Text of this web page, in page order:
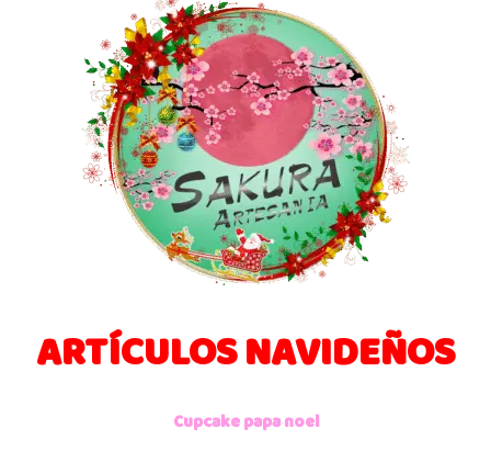
ARTÍCULOS NAVIDEÑOS
Cupcake papa noel